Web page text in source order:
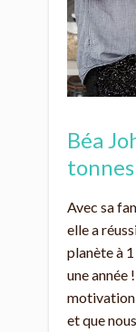
Béa
Avec sa
elle a
planète à
une année
motivation
et que